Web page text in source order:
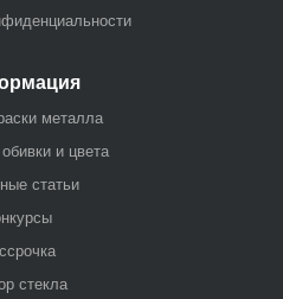
металла
и цвета
статьи
стекла